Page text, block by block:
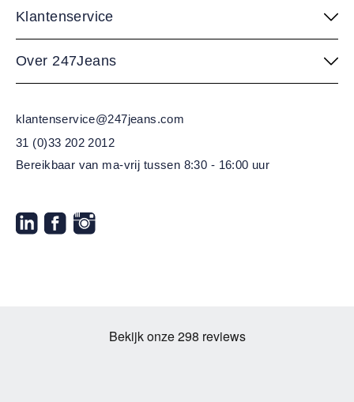
Klantenservice
Over 247Jeans
klantenservice@247jeans.com
31 (0)33 202 2012
Bereikbaar van ma-vrij tussen 8:30 - 16:00 uur